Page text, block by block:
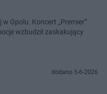
Opolu. Koncert „Premier”
wzbudził zaskakujący
dodano 5-6-2026